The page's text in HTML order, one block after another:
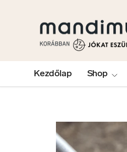
Kezdőlap Shop